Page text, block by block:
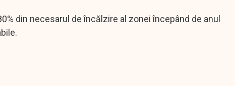
din necesarul de încălzire al zonei începând de anul